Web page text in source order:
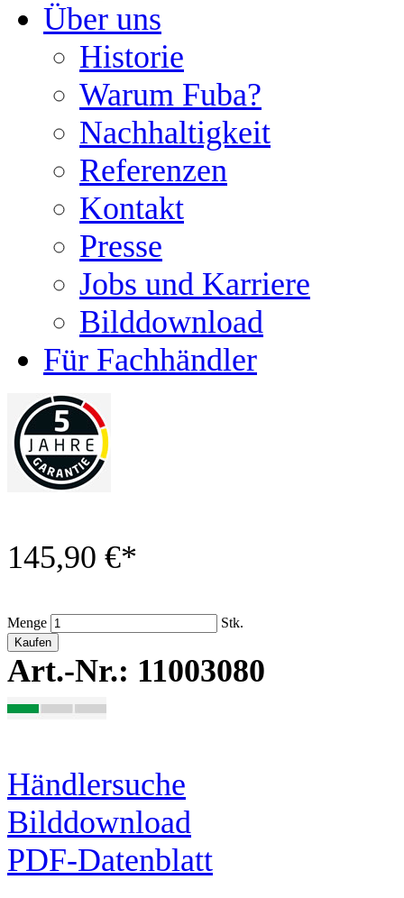
Über uns
Historie
Warum Fuba?
Nachhaltigkeit
Referenzen
Kontakt
Presse
Jobs und Karriere
Bilddownload
Für Fachhändler
145,90 €*
Menge Stk.
Kaufen
Art.-Nr.: 11003080
Händlersuche
Bilddownload
PDF-Datenblatt